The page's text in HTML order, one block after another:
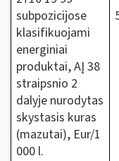
subpozicijose
klasifikuojami
energiniai
produktai, AĮ 38
straipsnio 2
dalyje nurodytas
skystasis kuras
(mazutai), Eur/1
000 l.